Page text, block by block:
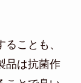
ことも、
品は抗菌作